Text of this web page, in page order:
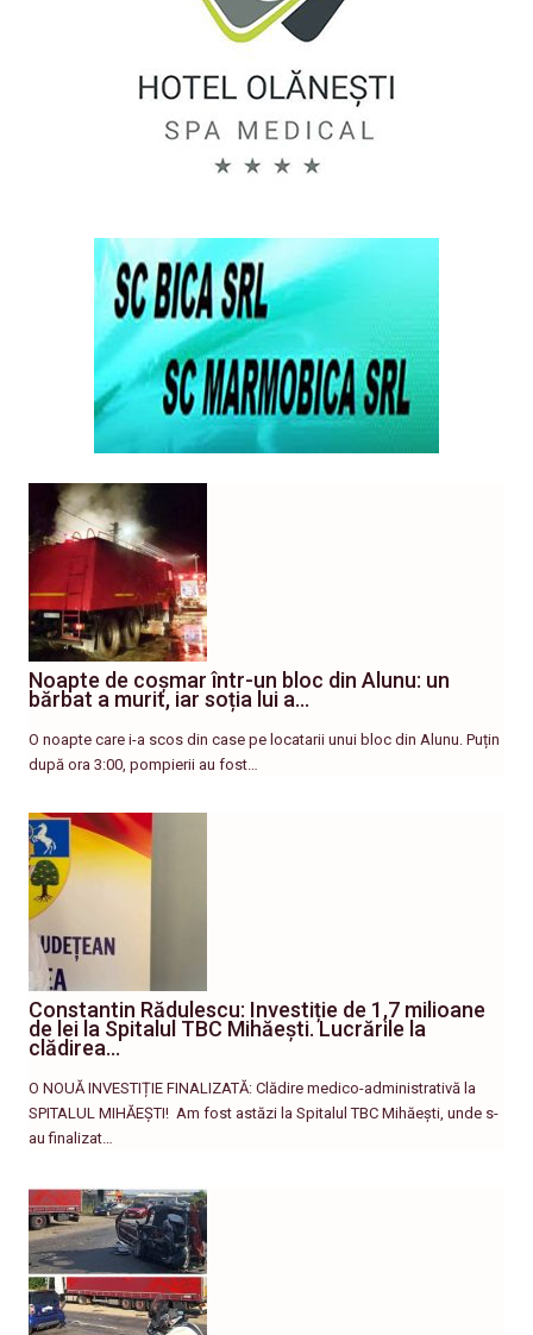
Noapte de coșmar într-un bloc din Alunu: un
bărbat a murit, iar soția lui a…
O noapte care i-a scos din case pe locatarii unui bloc din Alunu. Puțin
după ora 3:00, pompierii au fost…
Constantin Rădulescu: Investiție de 1,7 milioane
de lei la Spitalul TBC Mihăești. Lucrările la
clădirea…
O NOUĂ INVESTIȚIE FINALIZATĂ: Clădire medico-administrativă la
SPITALUL MIHĂEȘTI! ​ Am fost astăzi la Spitalul TBC Mihăești, unde s-
au finalizat…